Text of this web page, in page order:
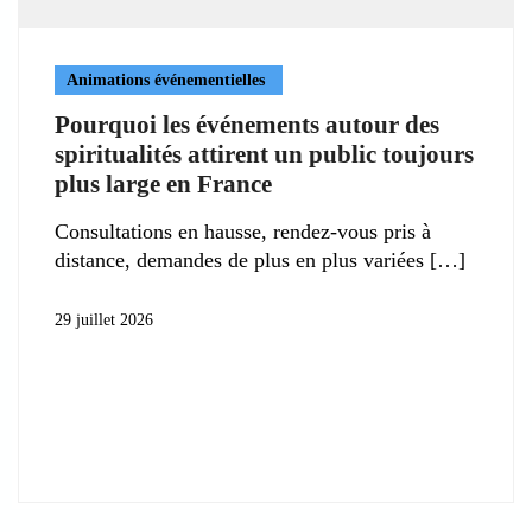
Animations événementielles
Pourquoi les événements autour des
spiritualités attirent un public toujours
plus large en France
Consultations en hausse, rendez-vous pris à
distance, demandes de plus en plus variées
29 juillet 2026